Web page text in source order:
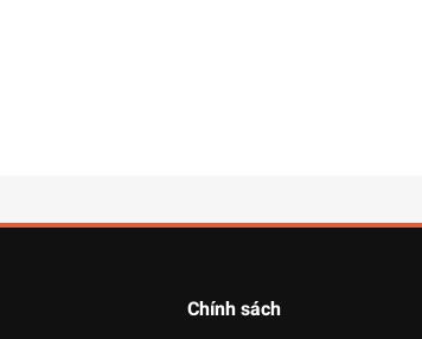
Chính sách